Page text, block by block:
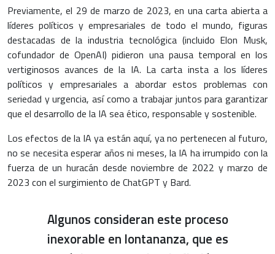
Previamente, el 29 de marzo de 2023, en una carta abierta a
líderes políticos y empresariales de todo el mundo, figuras
destacadas de la industria tecnológica (incluido Elon Musk,
cofundador de OpenAI) pidieron una pausa temporal en los
vertiginosos avances de la IA. La carta insta a los líderes
políticos y empresariales a abordar estos problemas con
seriedad y urgencia, así como a trabajar juntos para garantizar
que el desarrollo de la IA sea ético, responsable y sostenible.
Los efectos de la IA ya están aquí, ya no pertenecen al futuro,
no se necesita esperar años ni meses, la IA ha irrumpido con la
fuerza de un huracán desde noviembre de 2022 y marzo de
2023 con el surgimiento de ChatGPT y Bard.
Algunos consideran este proceso
inexorable en lontananza, que es